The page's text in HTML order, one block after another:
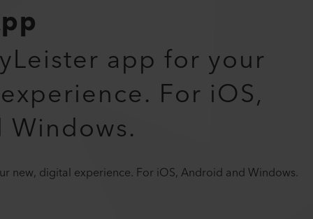
app for your
For iOS,
new, digital experience. For iOS, Android and Windows.